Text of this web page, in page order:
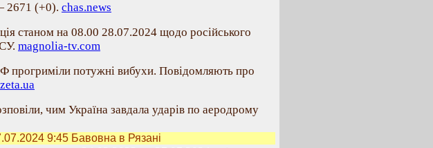
2671 (+0). chas.news
станом на 08.00 28.07.2024 щодо російського
magnolia-tv.com
прогриміли потужні вибухи. Повідомляють про
чим Україна завдала ударів по аеродрому
9:45Бавовна в Рязані